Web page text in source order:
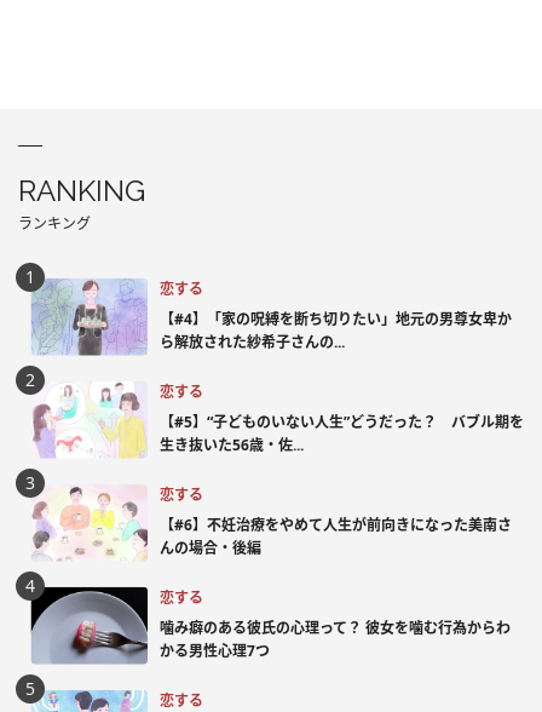
RANKING
ランキング
恋する
【#4】「家の呪縛を断ち切りたい」地元の男尊女卑か
ら解放された紗希子さんの...
恋する
【#5】“子どものいない人生”どうだった？ バブル期を
生き抜いた56歳・佐...
恋する
【#6】不妊治療をやめて人生が前向きになった美南さ
んの場合・後編
恋する
噛み癖のある彼氏の心理って？ 彼女を噛む行為からわ
かる男性心理7つ
恋する